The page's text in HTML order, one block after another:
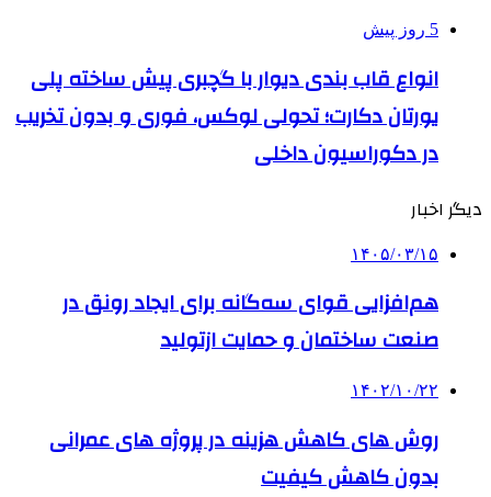
5 روز پیش
انواع قاب بندی دیوار با گچبری پیش ساخته پلی
یورتان دکارت؛ تحولی لوکس، فوری و بدون تخریب
در دکوراسیون داخلی
دیگر اخبار
۱۴۰۵/۰۳/۱۵
هم‌افزایی قوای سه‌گانه برای ایجاد رونق در
صنعت ساختمان و حمایت ازتولید
۱۴۰۲/۱۰/۲۲
روش های کاهش هزینه در پروژه های عمرانی
بدون کاهش کیفیت